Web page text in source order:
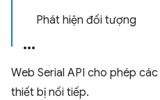
Phát hiện đối tượng
Web Serial API cho phép
thiết bị nối tiếp.